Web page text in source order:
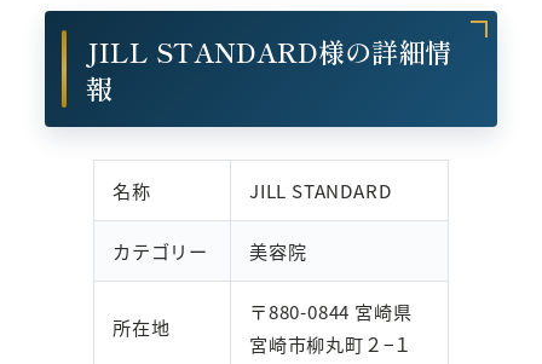
JILL STANDARD様の詳細情
報
名称 JILL STANDARD
カテゴリー 美容院
所在地
〒880-0844 宮崎県
宮崎市柳丸町２−１